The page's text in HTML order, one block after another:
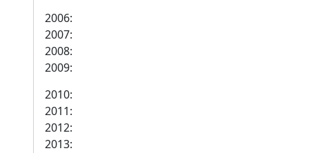
2006:
2007:
2008:
2009:
2010:
2011:
2012:
2013: